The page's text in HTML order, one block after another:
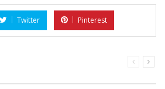
Twitter Pinterest